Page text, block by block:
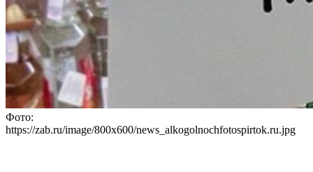
Фото:
https://zab.ru/image/800x600/news_alkogolnochfotospirtok.ru.jpg